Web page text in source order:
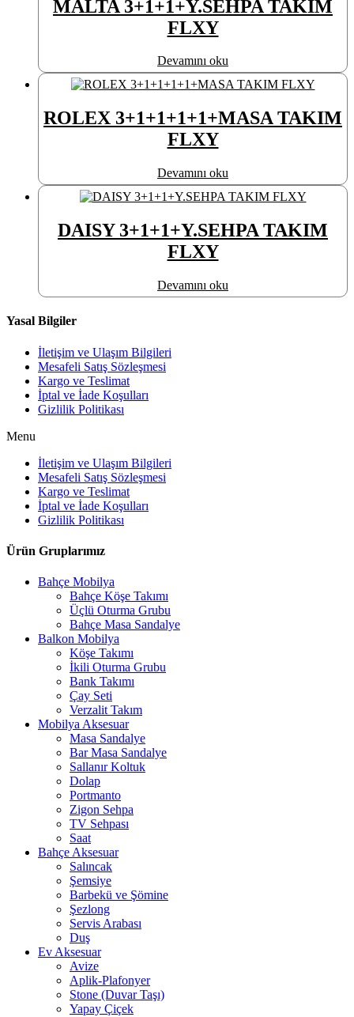
MALTA 3+1+1+Y.SEHPA TAKIM
FLXY
Devamını oku
ROLEX 3+1+1+1+1+MASA TAKIM
FLXY
Devamını oku
DAISY 3+1+1+Y.SEHPA TAKIM
FLXY
Devamını oku
Yasal Bilgiler
İletişim ve Ulaşım Bilgileri
Mesafeli Satış Sözleşmesi
Kargo ve Teslimat
İptal ve İade Koşulları
Gizlilik Politikası
Menu
İletişim ve Ulaşım Bilgileri
Mesafeli Satış Sözleşmesi
Kargo ve Teslimat
İptal ve İade Koşulları
Gizlilik Politikası
Ürün Gruplarımız
Bahçe Mobilya
Bahçe Köşe Takımı
Üçlü Oturma Grubu
Bahçe Masa Sandalye
Balkon Mobilya
Köşe Takımı
İkili Oturma Grubu
Bank Takımı
Çay Seti
Verzalit Takım
Mobilya Aksesuar
Masa Sandalye
Bar Masa Sandalye
Sallanır Koltuk
Dolap
Portmanto
Zigon Sehpa
TV Sehpası
Saat
Bahçe Aksesuar
Salıncak
Şemsiye
Barbekü ve Şömine
Şezlong
Servis Arabası
Duş
Ev Aksesuar
Avize
Aplik-Plafonyer
Stone (Duvar Taşı)
Yapay Çiçek